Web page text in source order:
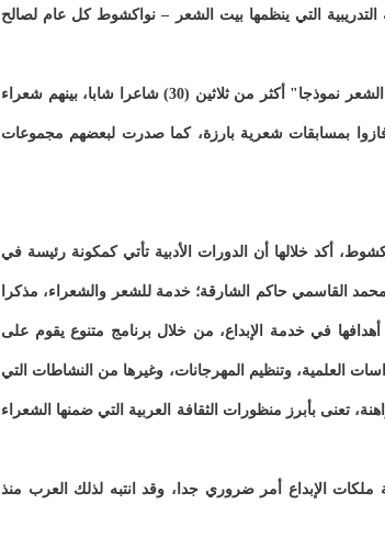
التي ينظمها بيت الشعر – نواكشوط كل عام لصالح
ويشارك في دورة هذا العام، المنظمة تحت شعار: "تنمية الملكات الإبداعية: الشعر نموذجا" أكثر من ثلاثين (30) شاعرا شابا، بينهم شعراء
وفازوا بمسابقات شعرية بارزة، كما صدرت لبعضهم مجموعات
أكد خلالها أن الدورات الأدبية تأتي كمكونة رئيسة في
القاسمي حاكم الشارقة؛ خدمة للشعر والشعراء، مذكرا
في خدمة الإبداع، من خلال برنامج متنوع يقوم على
العلمية، وتنظيم المهرجانات، وغيرها من النشاطات التي
تعنى بأبرز منظورات الثقافة العربية التي ضمنها الشعراء
الإبداع أمر ضروري جدا، وقد انتبه لذلك العرب منذ